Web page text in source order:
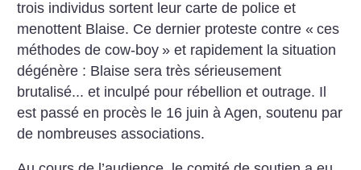
trois individus sortent leur carte de police et
menottent Blaise. Ce dernier proteste contre « ces
méthodes de cow-boy » et rapidement la situation
dégénère : Blaise sera très sérieusement
brutalisé... et inculpé pour rébellion et outrage. Il
est passé en procès le 16 juin à Agen, soutenu par
de nombreuses associations.